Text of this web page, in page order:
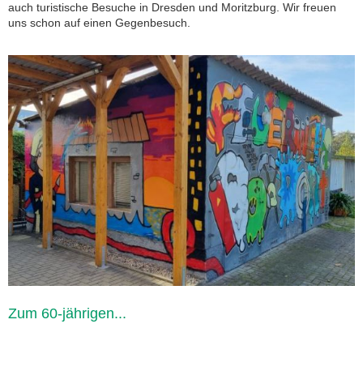
auch turistische Besuche in Dresden und Moritzburg. Wir freuen
uns schon auf einen Gegenbesuch.
Zum 60-jährigen...